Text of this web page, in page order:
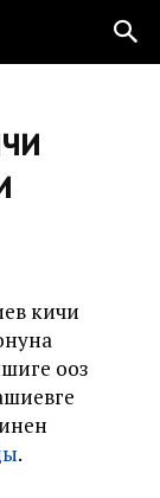
кичи
ооз
.